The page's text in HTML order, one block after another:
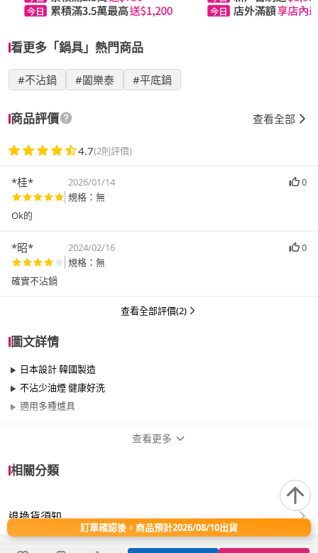
看更多「鍋具」熱門商品
#不沾鍋 #闔樂泰 #平底鍋
商品評價 查看全部
4.7(2則評價)
*桂* 2026/01/14
0
規格：無
Ok的
*昭* 2024/02/16
0
規格：無
確實不沾鍋
查看全部評價(2)
圖文詳情
日本設計 韓國製造
不沾少油煙 健康好洗
適用多種爐具
尺寸 26cm~29cm
查看更多
相關分類
退換貨須知
訂單確認後，商品預計2026/08/10出貨